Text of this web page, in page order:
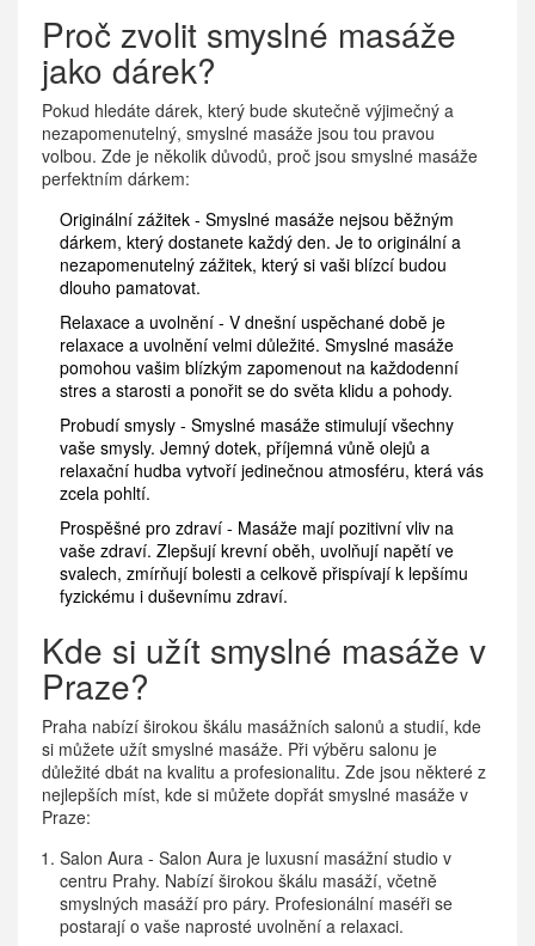
Proč zvolit smyslné masáže
jako dárek?
Pokud hledáte dárek, který bude skutečně výjimečný a
nezapomenutelný, smyslné masáže jsou tou pravou
volbou. Zde je několik důvodů, proč jsou smyslné masáže
perfektním dárkem:
Originální zážitek - Smyslné masáže nejsou běžným
dárkem, který dostanete každý den. Je to originální a
nezapomenutelný zážitek, který si vaši blízcí budou
dlouho pamatovat.
Relaxace a uvolnění - V dnešní uspěchané době je
relaxace a uvolnění velmi důležité. Smyslné masáže
pomohou vašim blízkým zapomenout na každodenní
stres a starosti a ponořit se do světa klidu a pohody.
Probudí smysly - Smyslné masáže stimulují všechny
vaše smysly. Jemný dotek, příjemná vůně olejů a
relaxační hudba vytvoří jedinečnou atmosféru, která vás
zcela pohltí.
Prospěšné pro zdraví - Masáže mají pozitivní vliv na
vaše zdraví. Zlepšují krevní oběh, uvolňují napětí ve
svalech, zmírňují bolesti a celkově přispívají k lepšímu
fyzickému i duševnímu zdraví.
Kde si užít smyslné masáže v
Praze?
Praha nabízí širokou škálu masážních salonů a studií, kde
si můžete užít smyslné masáže. Při výběru salonu je
důležité dbát na kvalitu a profesionalitu. Zde jsou některé z
nejlepších míst, kde si můžete dopřát smyslné masáže v
Praze:
Salon Aura - Salon Aura je luxusní masážní studio v
centru Prahy. Nabízí širokou škálu masáží, včetně
smyslných masáží pro páry. Profesionální maséři se
postarají o vaše naprosté uvolnění a relaxaci.